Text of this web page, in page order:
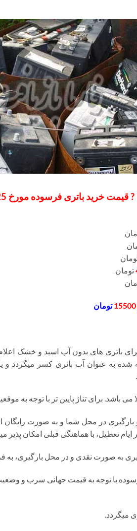
? قیمت خرید باتری فرسوده مورخ 1398/02/25
تومان
15500تومان
باتری های بدون آب اسید و خشک
قیمت ارائه شده به عنوان آب باتری کسر
می باشد. برای تناژ پایین تر با توجه به
در محل شما و به صورت رایگان
تعطیل، با هماهنگی قبلی امکان پذیر
به صورت نقدی و در محل بارگیری، به
میگردد.